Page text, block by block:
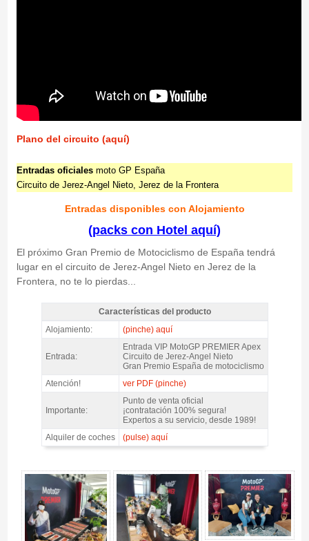
Plano del circuito (aquí)
Entradas oficiales moto GP España
Circuito de Jerez-Angel Nieto, Jerez de la Frontera
Entradas disponibles con Alojamiento
(packs con Hotel aquí)
El próximo Gran Premio de Motociclismo de España tendrá
lugar en el circuito de Jerez-Angel Nieto en Jerez de la
Frontera, no te lo pierdas...
MotoGP VIP VILLAGE™ Sab+Dom @ Premier APEX, GP Jerez 2027 -
Características del producto
Características del producto
Alojamiento:
(pinche) aquí
Entrada:
Entrada VIP MotoGP PREMIER Apex
Circuito de Jerez-Angel Nieto
Gran Premio España de motociclismo
Atención!
ver PDF (pinche)
Importante:
Punto de venta oficial
¡contratación 100% segura!
Expertos a su servicio, desde 1989!
Alquiler de coches
(pulse) aquí
Gallery 4